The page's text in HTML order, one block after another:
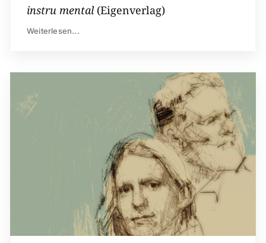
instru mental(Eigenverlag)
Weiterlesen...